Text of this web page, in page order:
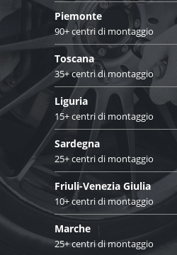
Piemonte
90+ centri di montaggio
Toscana
35+ centri di montaggio
Liguria
15+ centri di montaggio
Sardegna
25+ centri di montaggio
Friuli-Venezia Giulia
10+ centri di montaggio
Marche
25+ centri di montaggio